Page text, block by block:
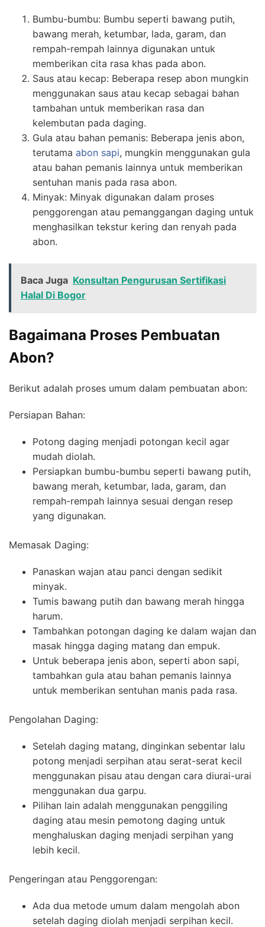
Bumbu-bumbu: Bumbu seperti bawang putih,
bawang merah, ketumbar, lada, garam, dan
rempah-rempah lainnya digunakan untuk
memberikan cita rasa khas pada abon.
Saus atau kecap: Beberapa resep abon mungkin
menggunakan saus atau kecap sebagai bahan
tambahan untuk memberikan rasa dan
kelembutan pada daging.
Gula atau bahan pemanis: Beberapa jenis abon,
terutama abon sapi, mungkin menggunakan gula
atau bahan pemanis lainnya untuk memberikan
sentuhan manis pada rasa abon.
Minyak: Minyak digunakan dalam proses
penggorengan atau pemanggangan daging untuk
menghasilkan tekstur kering dan renyah pada
abon.
Baca Juga Konsultan Pengurusan Sertifikasi
Halal Di Bogor
Bagaimana Proses Pembuatan
Abon?
Berikut adalah proses umum dalam pembuatan abon:
Persiapan Bahan:
Potong daging menjadi potongan kecil agar
mudah diolah.
Persiapkan bumbu-bumbu seperti bawang putih,
bawang merah, ketumbar, lada, garam, dan
rempah-rempah lainnya sesuai dengan resep
yang digunakan.
Memasak Daging:
Panaskan wajan atau panci dengan sedikit
minyak.
Tumis bawang putih dan bawang merah hingga
harum.
Tambahkan potongan daging ke dalam wajan dan
masak hingga daging matang dan empuk.
Untuk beberapa jenis abon, seperti abon sapi,
tambahkan gula atau bahan pemanis lainnya
untuk memberikan sentuhan manis pada rasa.
Pengolahan Daging:
Setelah daging matang, dinginkan sebentar lalu
potong menjadi serpihan atau serat-serat kecil
menggunakan pisau atau dengan cara diurai-urai
menggunakan dua garpu.
Pilihan lain adalah menggunakan penggiling
daging atau mesin pemotong daging untuk
menghaluskan daging menjadi serpihan yang
lebih kecil.
Pengeringan atau Penggorengan:
Ada dua metode umum dalam mengolah abon
setelah daging diolah menjadi serpihan kecil.